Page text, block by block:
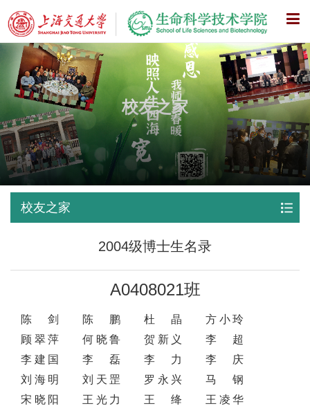
X
校友之家
校友之家
2004级博士生名录
A0408021班
陈剑 陈鹏 杜晶
方小玲
顾翠萍
何晓鲁 贺新义
李超
李建国
李磊 李力
李庆
刘海明
刘天罡 罗永兴
马钢
宋晓阳
王光力 王绛
王凌华